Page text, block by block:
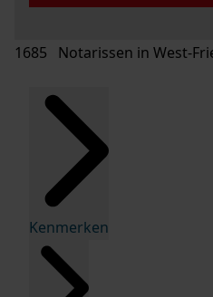
1685 Notarissen in West-
Kenmerken